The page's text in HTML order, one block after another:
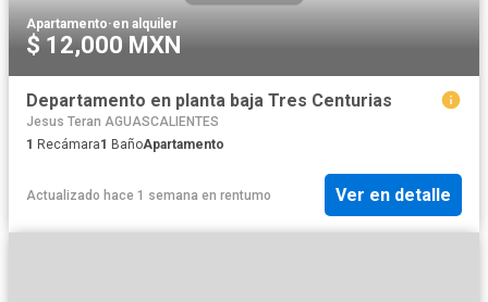
Apartamento·en alquiler
$ 12,000 MXN
Departamento en planta baja Tres Centurias
Jesus Teran AGUASCALIENTES
1 Recámara1 BañoApartamento
Actualizado hace 1 semana en rentumo Ver en detalle